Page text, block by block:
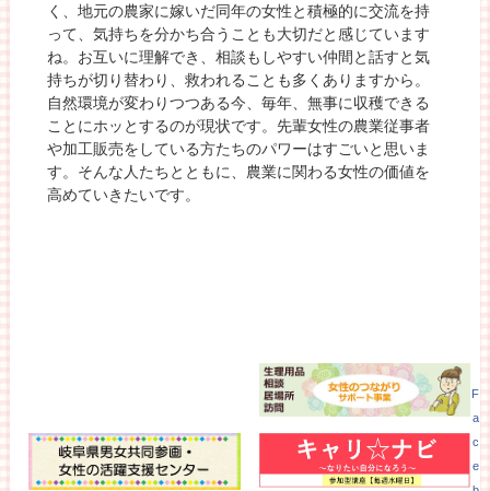
く、地元の農家に嫁いだ同年の女性と積極的に交流を持
って、気持ちを分かち合うことも大切だと感じています
ね。お互いに理解でき、相談もしやすい仲間と話すと気
持ちが切り替わり、救われることも多くありますから。
自然環境が変わりつつある今、毎年、無事に収穫できる
ことにホッとするのが現状です。先輩女性の農業従事者
や加工販売をしている方たちのパワーはすごいと思いま
す。そんな人たちとともに、農業に関わる女性の価値を
高めていきたいです。
F
a
c
e